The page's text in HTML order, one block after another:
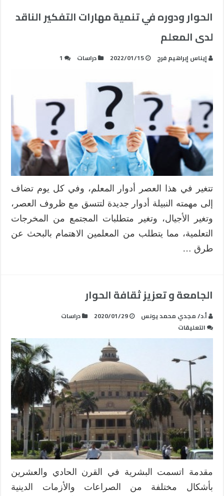
الحوار ودوره في تنمية مهارات التفكير الناقد
لدى المعلم
إيناس إبراهيم فرج 2022/01/15 دراسات 1
تتغير في هذا العصر أدوار المعلم، وفي كل يوم تضاف
إلى مهمته النبيلة أدوار جديدة لتتسق مع ظروف العصر،
وتغير الأجيال، وتغير متطلبات المجتمع من المخرجات
التعلمية، مما يتطلب من المعلمين الاهتمام بالبحث عن
طرق …
الجامعة و تعزيز ثقافة الحوار
أ.د/ مجدي محمد يونس 2020/01/29
دراسات
التعليقات
الجامعة
تعزيز
الحوار
مغلقة
مقدمة اتسمت البشرية في القرن الحادي والعشرين
بأشكال مختلفة من الصراعات والأزمات الدينية